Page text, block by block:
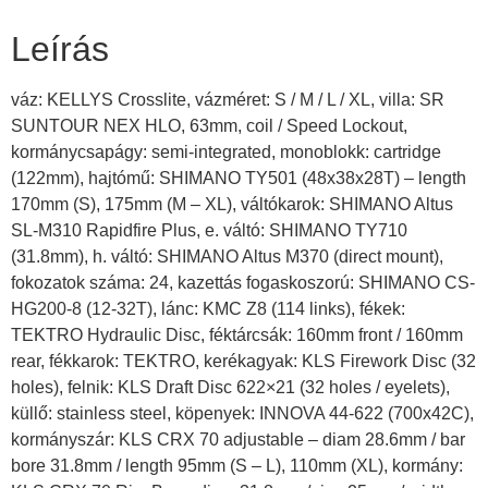
Leírás
váz: KELLYS Crosslite, vázméret: S / M / L / XL, villa: SR
SUNTOUR NEX HLO, 63mm, coil / Speed Lockout,
kormánycsapágy: semi-integrated, monoblokk: cartridge
(122mm), hajtómű: SHIMANO TY501 (48x38x28T) – length
170mm (S), 175mm (M – XL), váltókarok: SHIMANO Altus
SL-M310 Rapidfire Plus, e. váltó: SHIMANO TY710
(31.8mm), h. váltó: SHIMANO Altus M370 (direct mount),
fokozatok száma: 24, kazettás fogaskoszorú: SHIMANO CS-
HG200-8 (12-32T), lánc: KMC Z8 (114 links), fékek:
TEKTRO Hydraulic Disc, féktárcsák: 160mm front / 160mm
rear, fékkarok: TEKTRO, kerékagyak: KLS Firework Disc (32
holes), felnik: KLS Draft Disc 622×21 (32 holes / eyelets),
küllő: stainless steel, köpenyek: INNOVA 44-622 (700x42C),
kormányszár: KLS CRX 70 adjustable – diam 28.6mm / bar
bore 31.8mm / length 95mm (S – L), 110mm (XL), kormány: